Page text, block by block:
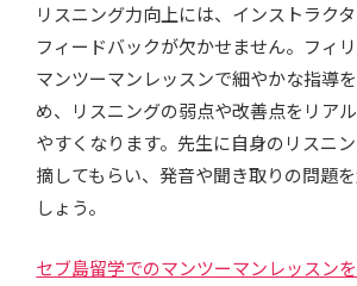
リスニング力向上には、インストラク
フィードバックが欠かせません。フィリ
マンツーマンレッスンで細やかな指導
め、リスニングの弱点や改善点をリア
やすくなります。先生に自身のリスニ
摘してもらい、発音や聞き取りの問題
しょう。
セブ島留学でのマンツーマンレッスン